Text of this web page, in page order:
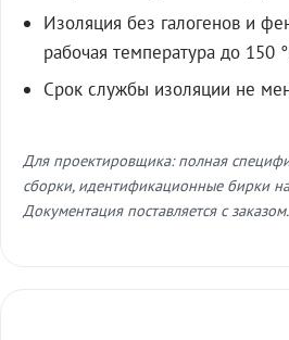
Изоляция без галогенов и
рабочая температура до 150
Срок службы изоляции не
Для проектировщика: полная
сборки, идентификационные бирки
Документация поставляется с заказом.